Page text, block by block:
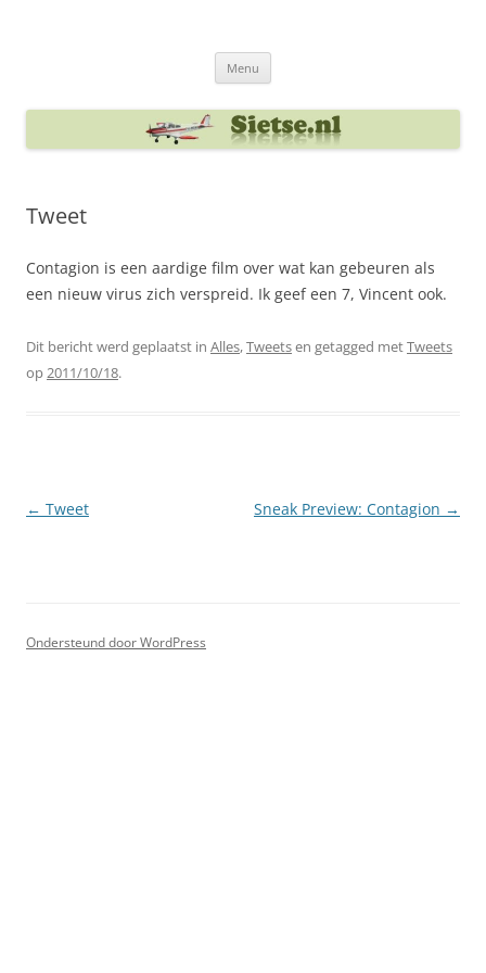
Menu
Tweet
Contagion is een aardige film over wat kan gebeuren als
een nieuw virus zich verspreid. Ik geef een 7, Vincent ook.
Dit bericht werd geplaatst in Alles,Tweetsen getagged metTweets
op2011/10/18.
Berichtnavigatie
← Tweet Sneak Preview: Contagion →
Ondersteund door WordPress